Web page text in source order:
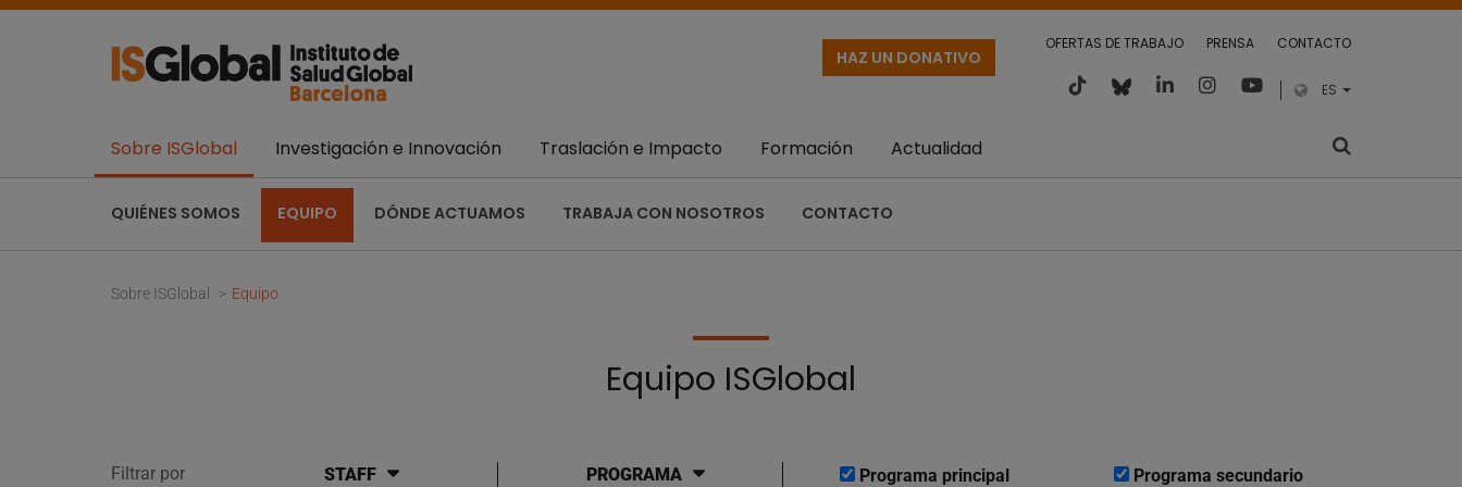
OFERTAS DE TRABAJO PRENSA CONTACTO
ES
HAZ UN DONATIVO
Sobre ISGlobal
QUIÉNES SOMOS EQUIPO DÓNDE ACTUAMOS TRABAJA CON NOSOTROS CONTACTO
Investigación e Innovación Traslación e Impacto Formación Actualidad
Sobre ISGlobal Equipo
Equipo ISGlobal
Filtrar por STAFF PROGRAMA Programa principal Programa secundario